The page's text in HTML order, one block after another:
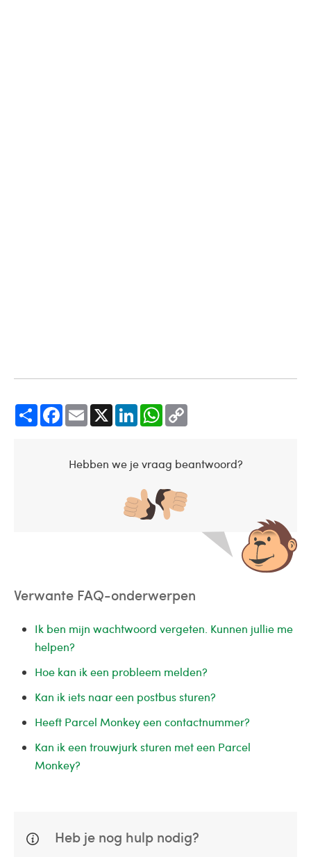
Share Facebook Email LinkedIn WhatsApp
Hebben we je vraag beantwoord?
Verwante FAQ-onderwerpen
Ik ben mijn wachtwoord vergeten. Kunnen jullie me
helpen?
Hoe kan ik een probleem melden?
Kan ik iets naar een postbus sturen?
Heeft Parcel Monkey een contactnummer?
Kan ik een trouwjurk sturen met een Parcel
Monkey?
Heb je nog hulp nodig?